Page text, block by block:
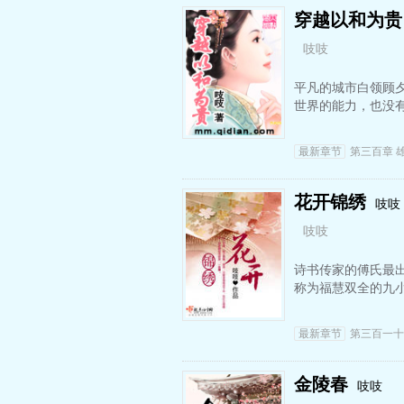
穿越以和为贵
吱吱
平凡的城市白领顾
世界的能力，也没
最新章节 第三百章
花开锦绣
吱吱
吱吱
诗书传家的傅氏最
称为福慧双全的九
最新章节 第三百一
金陵春 吱吱